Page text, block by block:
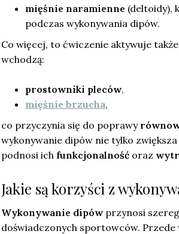
mięśnie naramienne (deltoidy),
podczas wykonywania dipów.
Co więcej, to ćwiczenie aktywuje także
wchodzą:
prostowniki pleców,
mięśnie brzucha,
co przyczynia się do poprawy
wykonywanie dipów nie tylko zwiększa
podnosi ich funkcjonalność oraz
Jakie są korzyści z
Wykonywanie dipów przynosi
doświadczonych sportowców.